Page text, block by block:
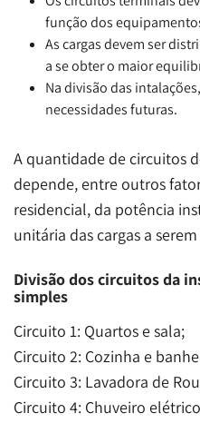
função dos
As cargas devem ser
a se obter o maior
Na divisão das
necessidades futuras.
A quantidade de circuitos
depende, entre outros
residencial, da potência
unitária das cargas a
Divisão dos circuitos da
simples
Circuito 1: Quartos e sala;
Circuito 2: Cozinha e
Circuito 3: Lavadora de
Circuito 4: Chuveiro